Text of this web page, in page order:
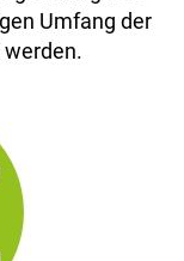
Umfang der